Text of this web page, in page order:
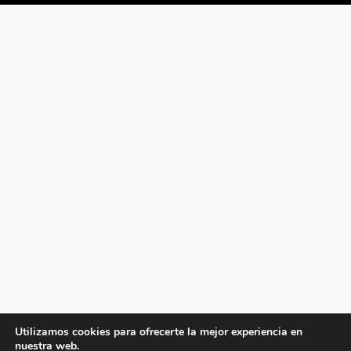
Utilizamos cookies para ofrecerte la mejor experiencia en
nuestra web.